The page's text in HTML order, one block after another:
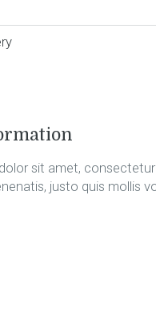
sit amet, consectetur
justo quis mollis